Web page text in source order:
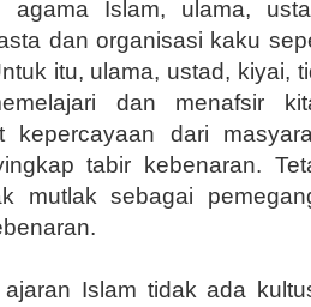
agama Islam, ulama,
dan organisasi kaku
itu, ulama, ustad, kiyai,
dan menafsir
kepercayaan dari
tabir kebenaran.
mutlak sebagai
Islam tidak ada